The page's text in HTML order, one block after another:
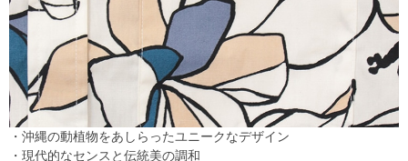
・沖縄の動植物をあしらったユニークなデザイン
・現代的なセンスと伝統美の調和